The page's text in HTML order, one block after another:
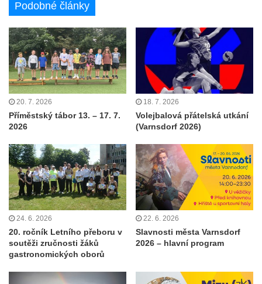
Podobné články
20. 7. 2026
Příměstský tábor 13. – 17. 7.
2026
18. 7. 2026
Volejbalová přátelská utkání
(Varnsdorf 2026)
24. 6. 2026
20. ročník Letního přeboru v
soutěži zručnosti žáků
gastronomických oborů
22. 6. 2026
Slavnosti města Varnsdorf
2026 – hlavní program